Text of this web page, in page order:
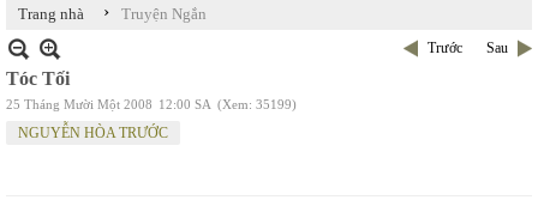
Trang nhà › Truyện Ngắn
Trước Sau
Tóc Tối
25 Tháng Mười Một 2008 12:00 SA (Xem: 35199)
NGUYỄN HÒA TRƯỚC